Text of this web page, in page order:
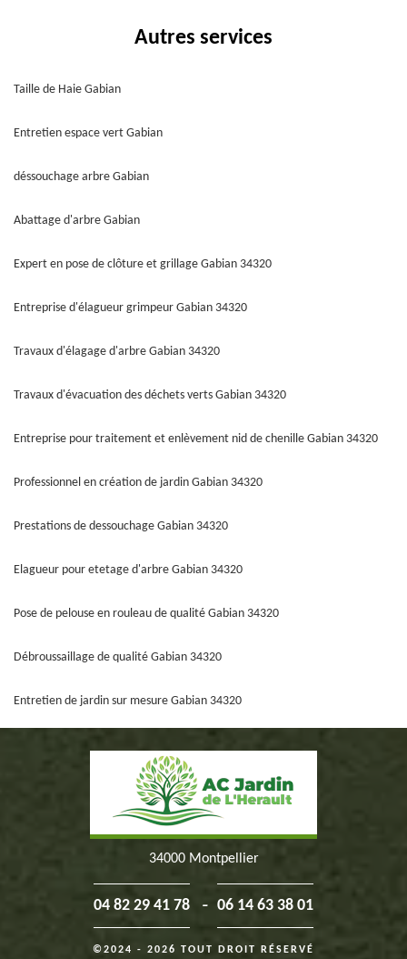
Autres services
Taille de Haie Gabian
Entretien espace vert Gabian
déssouchage arbre Gabian
Abattage d'arbre Gabian
Expert en pose de clôture et grillage Gabian 34320
Entreprise d'élagueur grimpeur Gabian 34320
Travaux d'élagage d'arbre Gabian 34320
Travaux d'évacuation des déchets verts Gabian 34320
Entreprise pour traitement et enlèvement nid de chenille Gabian 34320
Professionnel en création de jardin Gabian 34320
Prestations de dessouchage Gabian 34320
Elagueur pour etetage d'arbre Gabian 34320
Pose de pelouse en rouleau de qualité Gabian 34320
Débroussaillage de qualité Gabian 34320
Entretien de jardin sur mesure Gabian 34320
34000 Montpellier
04 82 29 41 78 - 06 14 63 38 01
©2024 - 2026 TOUT DROIT RÉSERVÉ